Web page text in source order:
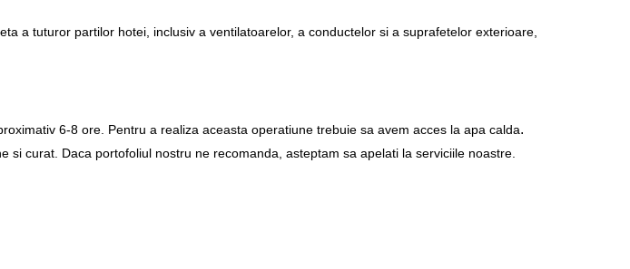
a tuturor partilor hotei, inclusiv a ventilatoarelor, a conductelor si a suprafetelor exterioare,
6-8 ore. Pentru a realiza aceasta operatiune trebuie sa avem acces la apa calda.
curat. Daca portofoliul nostru ne recomanda, asteptam sa apelati la serviciile noastre.